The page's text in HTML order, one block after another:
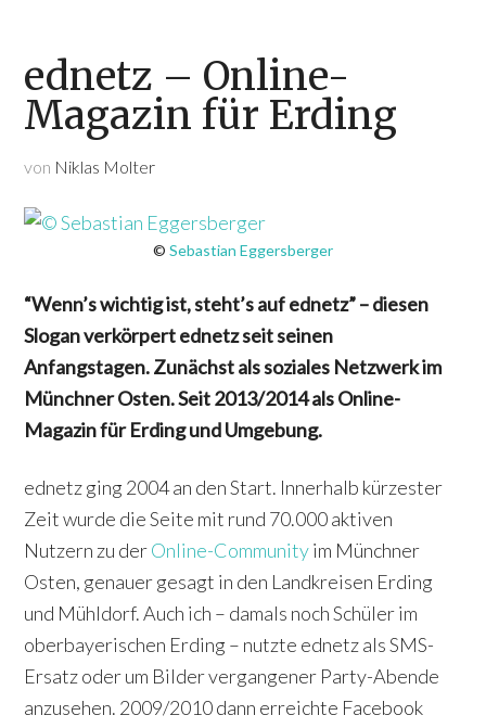
ednetz – Online-
Magazin für Erding
von Niklas Molter
© Sebastian Eggersberger
“Wenn’s wichtig ist, steht’s auf ednetz” – diesen
Slogan verkörpert ednetz seit seinen
Anfangstagen. Zunächst als soziales Netzwerk im
Münchner Osten. Seit 2013/2014 als Online-
Magazin für Erding und Umgebung.
ednetz ging 2004 an den Start. Innerhalb kürzester
Zeit wurde die Seite mit rund 70.000 aktiven
Nutzern zu derOnline-Communityim Münchner
Osten, genauer gesagt in den Landkreisen Erding
und Mühldorf. Auch ich – damals noch Schüler im
oberbayerischen Erding – nutzte ednetz als SMS-
Ersatz oder um Bilder vergangener Party-Abende
anzusehen. 2009/2010 dann erreichte Facebook